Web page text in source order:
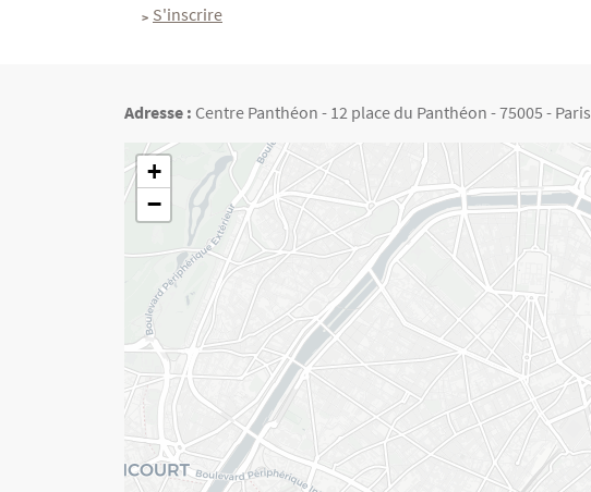
S'inscrire
Adresse : Centre Panthéon - 12 place du Panthéon - 75005 - Paris
Géolocalisation
+
−